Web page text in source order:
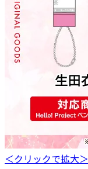
＜クリックで拡大＞